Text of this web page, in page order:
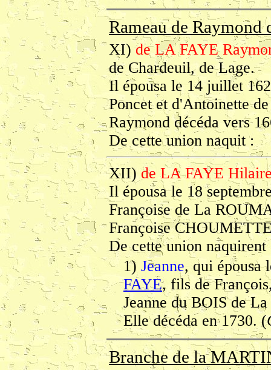
Rameau de Raymond
XI)de LA FAYE
de Chardeuil, de Lage.
Il épousa le 14 juillet
Poncet et d'Antoinette
Raymond décéda vers
De cette union naquit :
XII) de LA FAYE
Il épousa le 18
Françoise de La
Françoise
De cette union naquirent
1) Jeanne, qui épousa
FAYE, fils de
Jeanne du BOIS de
Elle décéda en 1730. (
Branche de la